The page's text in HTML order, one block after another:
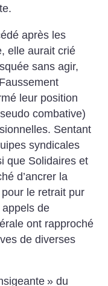
après les
elle aurait crié
sans agir,
leur position
combative)
Sentant
syndicales
que Solidaires et
d’ancrer la
le retrait pur
de
ont rapproché
de diverses
» du